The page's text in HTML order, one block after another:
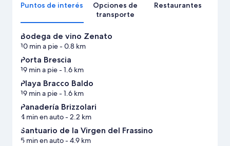
Puntos de interés
Opciones de
transporte
Restaurantes
Bodega de vino Zenato
10 min a pie- 0.8 km
Porta Brescia
19 min a pie- 1.6 km
Playa Bracco Baldo
19 min a pie- 1.6 km
Panadería Brizzolari
4 min en auto- 2.2 km
Santuario de la Virgen del Frassino
5 min en auto- 4.9 km